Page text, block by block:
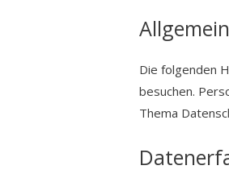
Die folgenden
besuchen.
Thema